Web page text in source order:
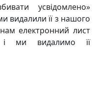
усвідомлено»
видалили її з нашого
електронний лист
і ми видалимо її